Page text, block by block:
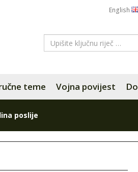
English
teme Vojna povijest
poslije